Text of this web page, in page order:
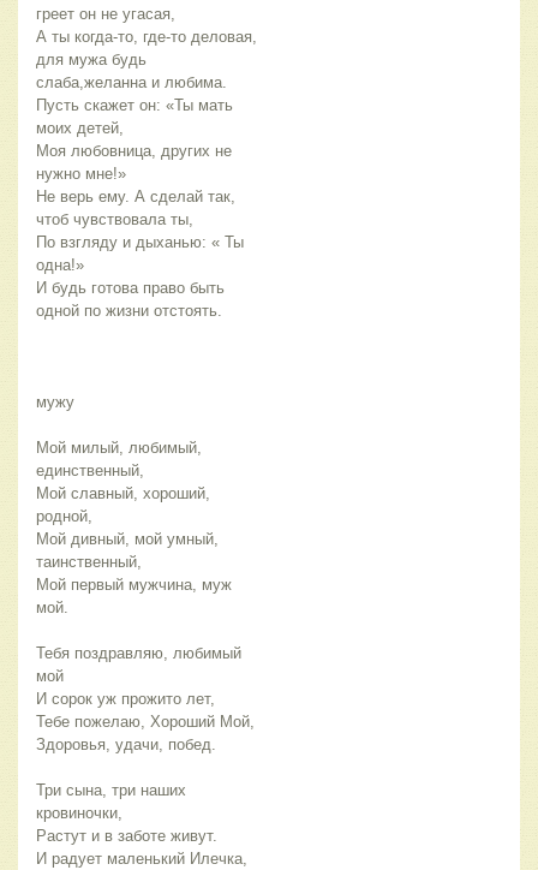
греет он не угасая,
А ты когда-то, где-то деловая,
для мужа будь
слаба,желанна и любима.
Пусть скажет он: «Ты мать
моих детей,
Моя любовница, других не
нужно мне!»
Не верь ему. А сделай так,
чтоб чувствовала ты,
По взгляду и дыханью: « Ты
одна!»
И будь готова право быть
одной по жизни отстоять.
мужу
Мой милый, любимый,
единственный,
Мой славный, хороший,
родной,
Мой дивный, мой умный,
таинственный,
Мой первый мужчина, муж
мой.
Тебя поздравляю, любимый
мой
И сорок уж прожито лет,
Тебе пожелаю, Хороший Мой,
Здоровья, удачи, побед.
Три сына, три наших
кровиночки,
Растут и в заботе живут.
И радует маленький Илечка,